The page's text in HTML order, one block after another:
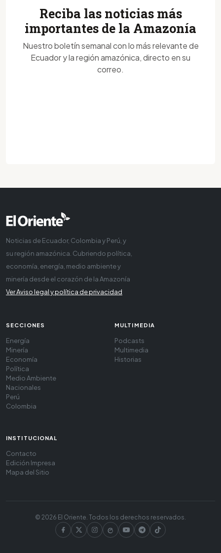
Reciba las noticias más
importantes de la Amazonía
Nuestro boletín semanal con lo más relevante de
Ecuador y la región amazónica, directo en su
correo.
Noticias de Ecuador, Colombia y Perú, y
su región amazónica. Cubriendo política,
economía, energía, medio ambiente y
minería desde el corazón de la Amazonía
Ver Aviso legal y política de privacidad
SECCIONES
Energía
Minería
Economía
Política
Medio Ambiente
Nacionales
Perú
Colombia
MULTIMEDIA
Podcasts
Multimedia
Historias
INSTITUCIONAL
Contacto
Edición Impresa
Mapa del Sitio
© 2026 El Oriente. Todos los derechos reservados.